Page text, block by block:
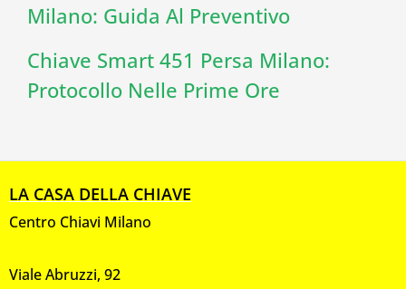
Milano: Guida Al Preventivo
Chiave Smart 451 Persa Milano:
Protocollo Nelle Prime Ore
LA CASA DELLA CHIAVE
Centro Chiavi Milano
Viale Abruzzi, 92